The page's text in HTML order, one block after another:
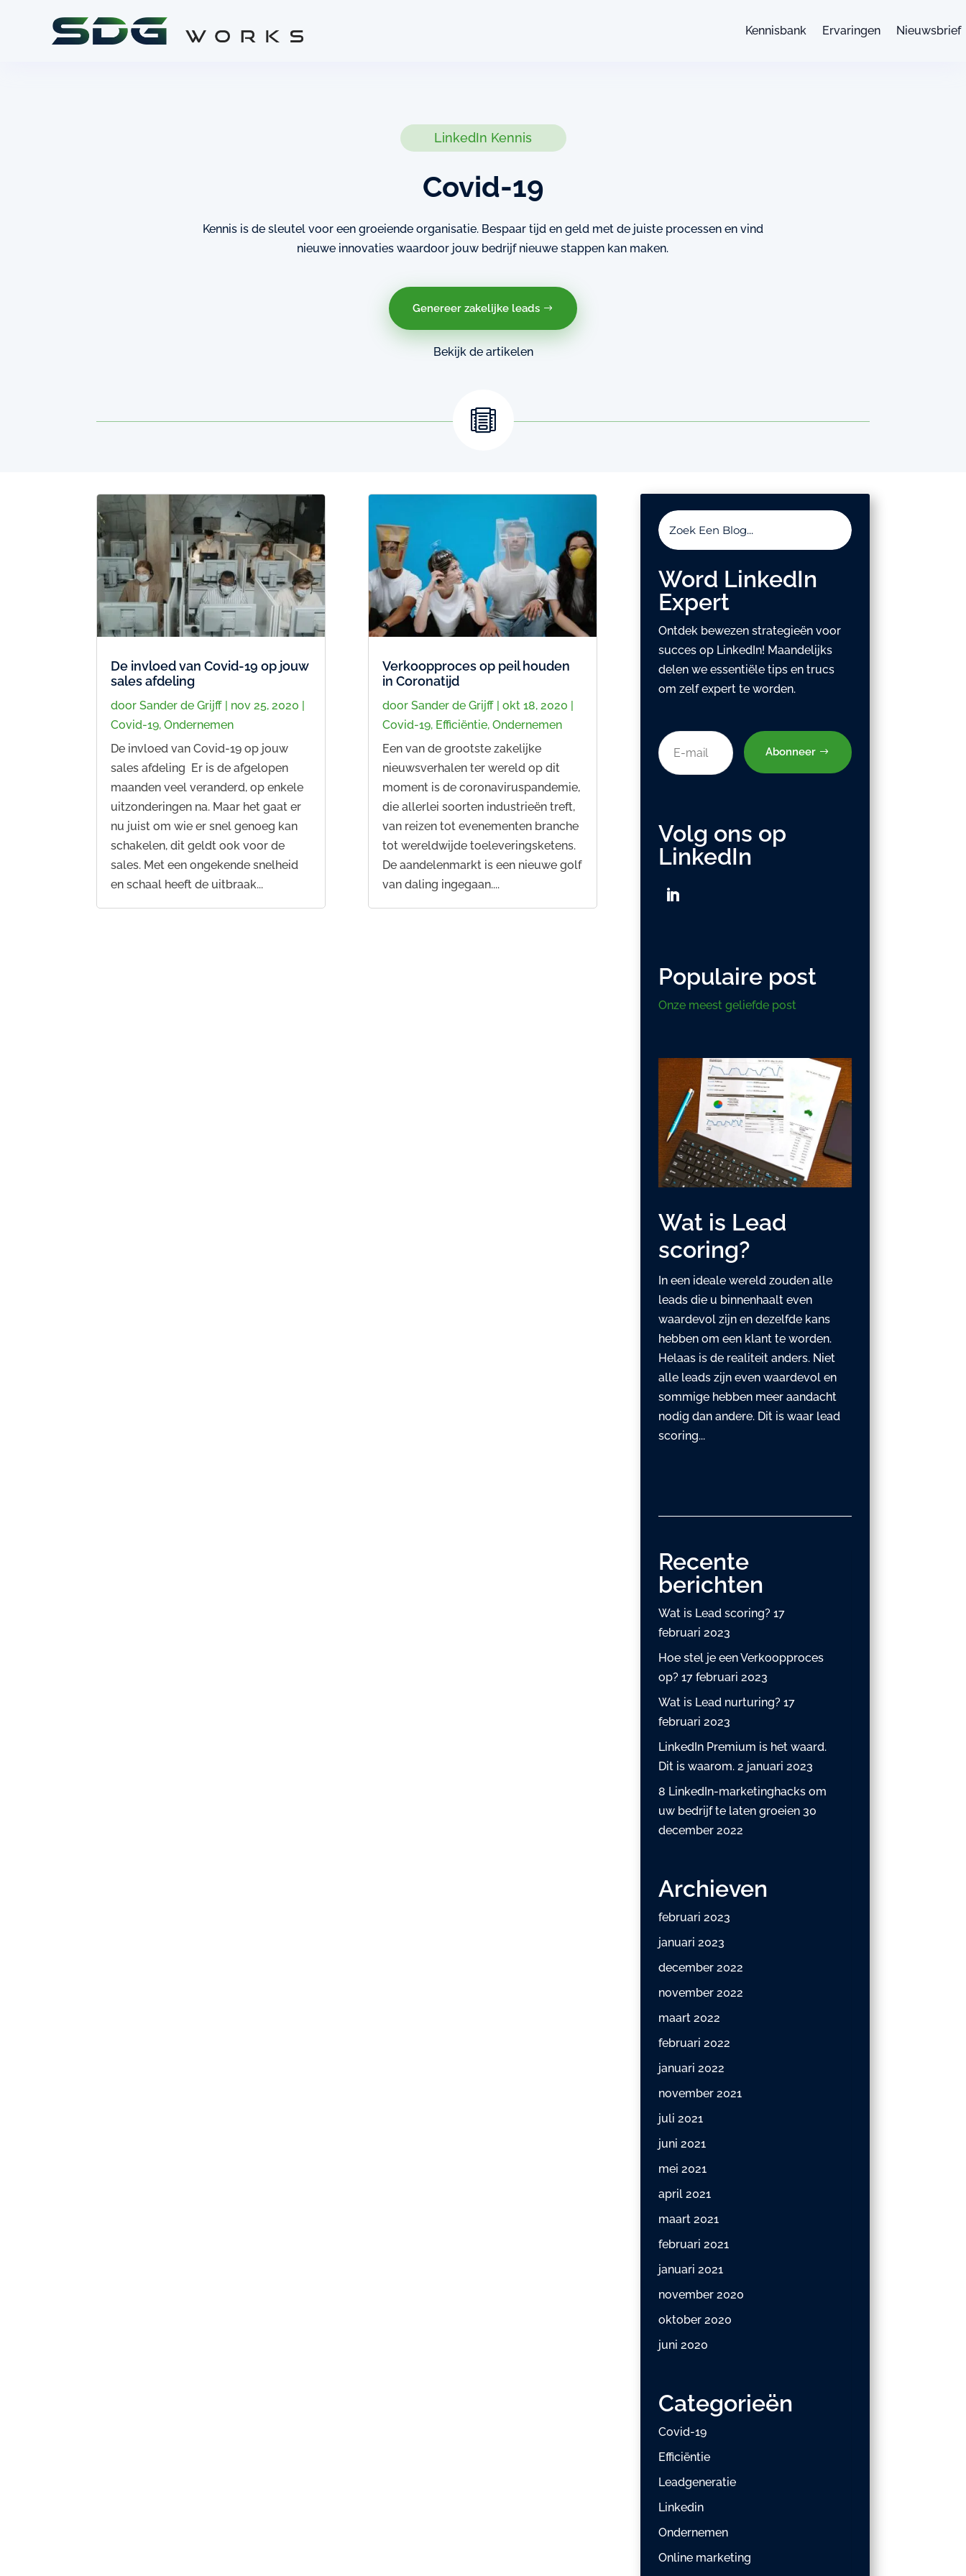
Kennisbank Ervaringen Nieuwsbrief
LinkedIn Kennis
Covid-19
Kennis is de sleutel voor een groeiende organisatie. Bespaar tijd en geld met de juiste processen en vind
nieuwe innovaties waardoor jouw bedrijf nieuwe stappen kan maken.
Genereer zakelijke leads
Bekijk de artikelen

De invloed van Covid-19 op jouw
sales afdeling
doorSander de Grijff nov 25, 2020
Covid-19,Ondernemen
De invloed van Covid-19 op jouw
sales afdeling Er is de afgelopen
maanden veel veranderd, op enkele
uitzonderingen na. Maar het gaat er
nu juist om wie er snel genoeg kan
schakelen, dit geldt ook voor de
sales. Met een ongekende snelheid
en schaal heeft de uitbraak...
Verkoopproces op peil houden
in Coronatijd
doorSander de Grijff |okt 18, 2020
Covid-19, Efficiëntie,Ondernemen
Een van de grootste zakelijke
nieuwsverhalen ter wereld op dit
moment is de coronaviruspandemie,
die allerlei soorten industrieën treft,
van reizen tot evenementen branche
tot wereldwijde toeleveringsketens.
De aandelenmarkt is een nieuwe golf
van daling ingegaan....
Word LinkedIn
Expert
Ontdek bewezen strategieën voor
succes op LinkedIn! Maandelijks
delen we essentiële tips en trucs
om zelf expert te worden.
Abonneer
Volg ons op
LinkedIn
Populaire post
Onze meest geliefde post
Wat is Lead
scoring?
In een ideale wereld zouden alle
leads die u binnenhaalt even
waardevol zijn en dezelfde kans
hebben om een klant te worden.
Helaas is de realiteit anders. Niet
alle leads zijn even waardevol en
sommige hebben meer aandacht
nodig dan andere. Dit is waar lead
scoring...
Recente
berichten
Wat is Lead scoring? 17
februari 2023
Hoe stel je een Verkoopproces
op? 17 februari 2023
Wat is Lead nurturing? 17
februari 2023
LinkedIn Premium is het waard.
Dit is waarom. 2 januari 2023
8 LinkedIn-marketinghacks om
uw bedrijf te laten groeien 30
december 2022
Archieven
februari 2023
januari 2023
december 2022
november 2022
maart 2022
februari 2022
januari 2022
november 2021
juli 2021
juni 2021
mei 2021
april 2021
maart 2021
februari 2021
januari 2021
november 2020
oktober 2020
juni 2020
Categorieën
Covid-19
Efficiëntie
Leadgeneratie
Linkedin
Ondernemen
Online marketing